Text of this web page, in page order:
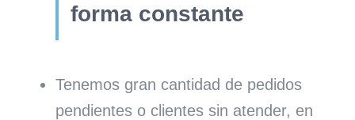
forma constante
Tenemos gran cantidad de pedidos
pendientes o clientes sin atender, en